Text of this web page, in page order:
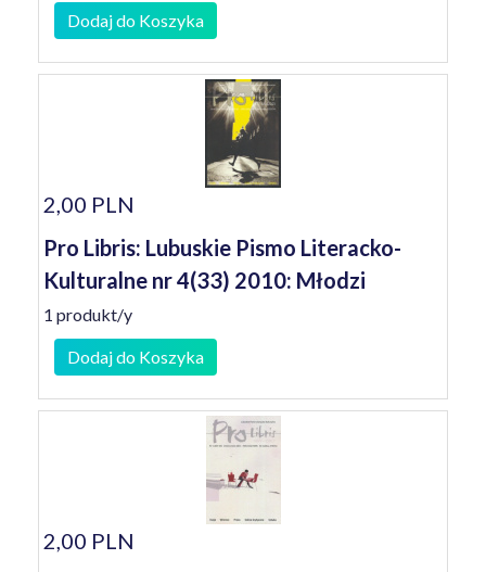
Dodaj do Koszyka
2,00 PLN
Pro Libris: Lubuskie Pismo Literacko-
Kulturalne nr 4(33) 2010: Młodzi
1 produkt/y
Dodaj do Koszyka
2,00 PLN